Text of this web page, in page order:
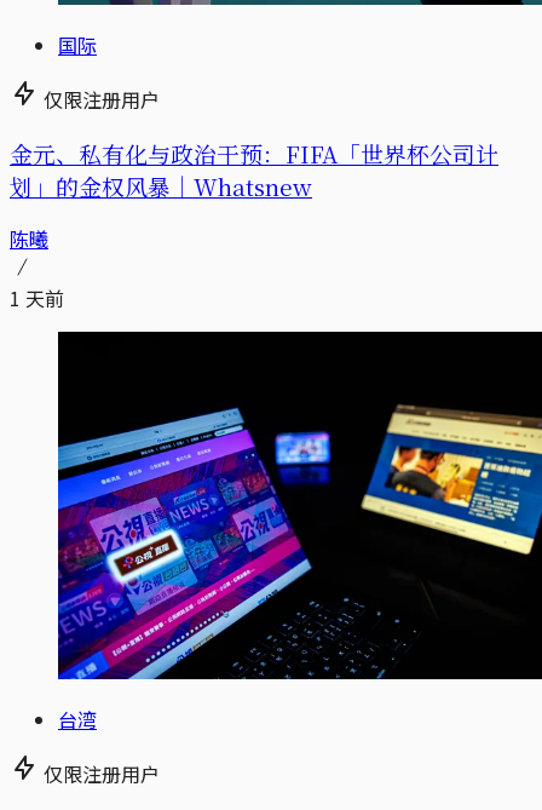
国际
仅限注册用户
金元、私有化与政治干预：FIFA「世界杯公司计
划」的金权风暴｜Whatsnew
陈曦
1 天前
台湾
仅限注册用户